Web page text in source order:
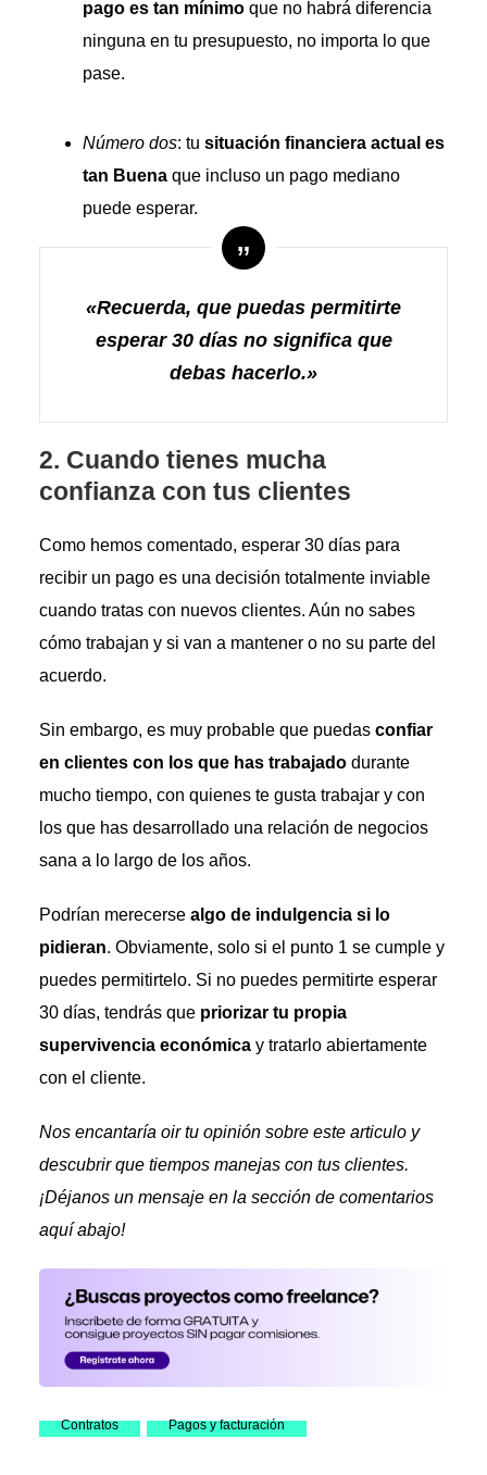
pago es tan mínimoque no habrá diferencia
ninguna en tu presupuesto, no importa lo que
pase.
Número dos: tu situación financiera actual es
tan Buenaque incluso un pago mediano
puede esperar.
«Recuerda, que puedas permitirte
esperar 30 días no significa que
debas hacerlo.»
2. Cuando tienes mucha
confianza con tus clientes
Como hemos comentado, esperar 30 días para
recibir un pago es una decisión totalmente inviable
cuando tratas con nuevos clientes. Aún no sabes
cómo trabajan y si van a mantener o no su parte del
acuerdo.
Sin embargo, es muy probable que puedas confiar
en clientes con los que has trabajadodurante
mucho tiempo, con quienes te gusta trabajar y con
los que has desarrollado una relación de negocios
sana a lo largo de los años.
Podrían merecerse algo de indulgencia si lo
pidieran. Obviamente, solo si el punto 1 se cumple y
puedes permitirtelo. Si no puedes permitirte esperar
30 días, tendrás que priorizar tu propia
supervivencia económicay tratarlo abiertamente
con el cliente.
Nos encantaría oir tu opinión sobre este articulo y
descubrir que tiempos manejas con tus clientes.
¡Déjanos un mensaje en la sección de comentarios
aquí abajo!
Contratos Pagos y facturación